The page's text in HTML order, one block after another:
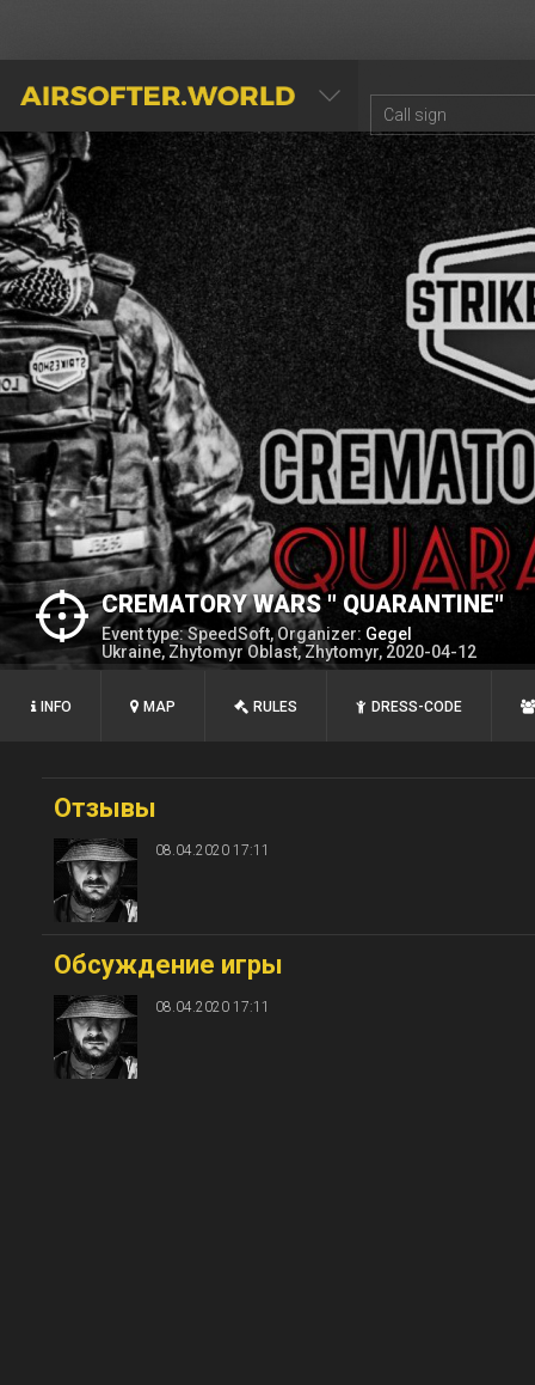
AIRSOFTER.WORLD
СREMATORY WARS " QUARANTINE"
Event type: SpeedSoft, Organizer: Gegel
Ukraine, Zhytomyr Oblast, Zhytomyr, 2020-04-12
INFO MAP RULES DRESS-CODE
Отзывы
08.04.2020 17:11
Обсуждение игры
08.04.2020 17:11